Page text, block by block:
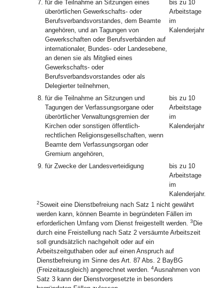
7. für die Teilnahme an Sitzungen eines
überörtlichen Gewerkschafts- oder
Berufsverbandsvorstandes, dem Beamte
angehören, und an Tagungen von
Gewerkschaften oder Berufsverbänden auf
internationaler, Bundes- oder Landesebene,
an denen sie als Mitglied eines
Gewerkschafts- oder
Berufsverbandsvorstandes oder als
Delegierter teilnehmen,
bis zu 10
Arbeitstage
im
Kalenderjahr
8. für die Teilnahme an Sitzungen und
Tagungen der Verfassungsorgane oder
überörtlicher Verwaltungsgremien der
Kirchen oder sonstigen öffentlich-
rechtlichen Religionsgesellschaften, wenn
Beamte dem Verfassungsorgan oder
Gremium angehören,
bis zu 10
Arbeitstage
im
Kalenderjahr
9. für Zwecke der Landesverteidigung
bis zu 10
Arbeitstage
im
Kalenderjahr.
2Soweit eine Dienstbefreiung nach Satz 1 nicht gewährt
werden kann, können Beamte in begründeten Fällen im
erforderlichen Umfang vom Dienst freigestellt werden. 3 Die
durch eine Freistellung nach Satz 2 versäumte Arbeitszeit
soll grundsätzlich nachgeholt oder auf ein
Arbeitszeitguthaben oder auf einen Anspruch auf
Dienstbefreiung im Sinne des Art. 87 Abs. 2 BayBG
(Freizeitausgleich) angerechnet werden. 4Ausnahmen von
Satz 3 kann der Dienstvorgesetzte in besonders